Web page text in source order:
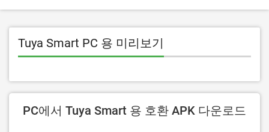
Tuya Smart PC 용 미리보기
PC에서 Tuya Smart 용 호환 APK 다운로드